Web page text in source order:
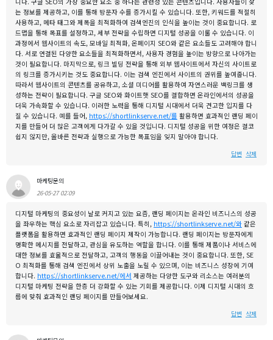
는 정보를 제공하고, 이를 통해 방문자 수를 증가시킬 수 있습니다. 또한, 키워드를 적절히
사용하고, 메타 태그와 제목을 최적화하여 검색엔진의 인식을 높이는 것이 중요합니다. 로
드맵을 통해 목표를 설정하고, 세부 전략을 수립하면 디지털 성공을 이룰 수 있습니다. 이
과정에서 웹사이트의 속도, 모바일 최적화, 온페이지 SEO와 같은 요소들도 고려해야 합니
다. 서로 연결된 다양한 요소들을 최적화하면서, 사용자 경험을 높이는 방향으로 나아가는
것이 필요합니다. 마지막으로, 링크 빌딩 전략을 통해 외부 웹사이트에서 자신의 사이트로
의 링크를 증가시키는 것도 중요합니다. 이는 검색 엔진에서 사이트의 권위를 높여줍니다.
따라서 웹사이트의 콘텐츠를 공유하고, 소셜 미디어를 활용하여 자연스러운 백링크를 생
성하는 전략이 필요합니다. 구글 SEO와 화이트햇 SEO를 결합하면 온라인에서의 성공을
더욱 가속화할 수 있습니다. 이러한 노력을 통해 디지털 시대에서 더욱 견고한 입지를 다
질 수 있습니다. 예를 들어, https://shortlinkserve.net/를 활용하면 효과적인 랜딩 페이
지를 만들어 더 많은 고객에게 다가갈 수 있을 것입니다. 디지털 성공을 위한 여정은 결코
쉽지 않지만, 올바른 전략과 실행으로 가능한 목표임을 잊지 말아야 합니다.
답변 삭제
마케팅문의
26-05-27 02:09
디지털 마케팅의 중요성이 날로 커지고 있는 요즘, 랜딩 페이지는 온라인 비즈니스의 성공
을 좌우하는 핵심 요소로 자리잡고 있습니다. 특히, https://shortlinkserve.net/와 같은
플랫폼을 활용하면 효과적인 랜딩 페이지 제작이 가능합니다. 랜딩 페이지는 방문자에게
명확한 메시지를 전달하고, 관심을 유도하는 역할을 합니다. 이를 통해 제품이나 서비스에
대한 정보를 효율적으로 전달하고, 고객의 행동을 이끌어내는 것이 중요합니다. 또한, SE
O 최적화를 통해 검색 엔진에서 상위 노출을 노릴 수 있으며, 이는 비즈니스 성장에 기여
합니다. https://shortlinkserve.net/에서 제공하는 다양한 도구와 리소스는 여러분의
디지털 마케팅 전략을 한층 더 강화할 수 있는 기회를 제공합니다. 이제 디지털 시대의 흐
름에 맞춰 효과적인 랜딩 페이지를 만들어보세요.
답변 삭제